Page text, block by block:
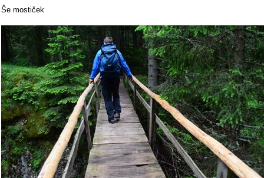
Še mostiček